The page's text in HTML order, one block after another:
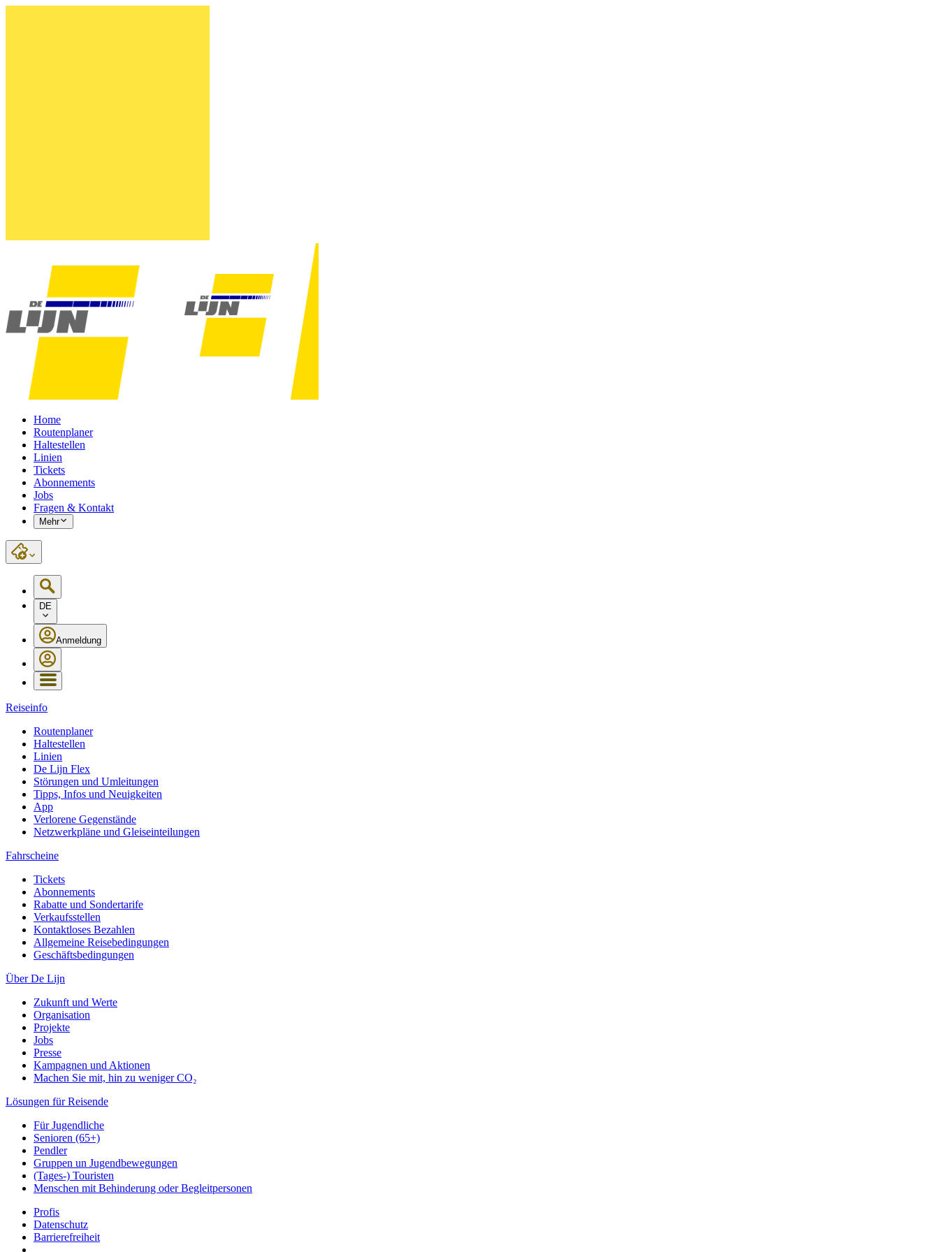
Home
Routenplaner
Haltestellen
Linien
Tickets
Abonnements
Jobs
Fragen & Kontakt
Mehr
DE
Anmeldung
Reiseinfo
Routenplaner
Haltestellen
Linien
De Lijn Flex
Störungen und Umleitungen
Tipps, Infos und Neuigkeiten
App
Verlorene Gegenstände
Netzwerkpläne und Gleiseinteilungen
Fahrscheine
Tickets
Abonnements
Rabatte und Sondertarife
Verkaufsstellen
Kontaktloses Bezahlen
Allgemeine Reisebedingungen
Geschäftsbedingungen
Über De Lijn
Zukunft und Werte
Organisation
Projekte
Jobs
Presse
Kampagnen und Aktionen
Machen Sie mit, hin zu weniger CO₂
Lösungen für Reisende
Für Jugendliche
Senioren (65+)
Pendler
Gruppen un Jugendbewegungen
(Tages-) Touristen
Menschen mit Behinderung oder Begleitpersonen
Profis
Datenschutz
Barrierefreiheit